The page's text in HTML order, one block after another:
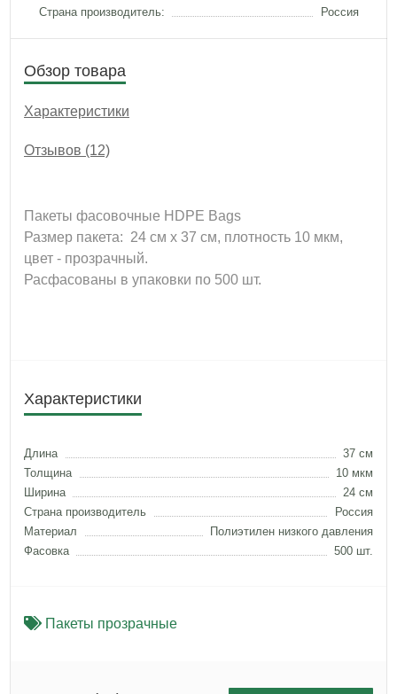
Страна производитель:
Россия
Обзор товара
Характеристики
Отзывов (12)
Пакеты фасовочные HDPE Bags
Размер пакета: 24 см х 37 см, плотность 10 мкм,
цвет - прозрачный.
Расфасованы в упаковки по 500 шт.
Характеристики
Длина
37 см
Толщина
10 мкм
Ширина
24 см
Страна производитель
Россия
Материал
Полиэтилен низкого давления
Фасовка
500 шт.
Пакеты прозрачные